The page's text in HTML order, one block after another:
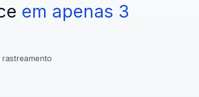
em apenas 3